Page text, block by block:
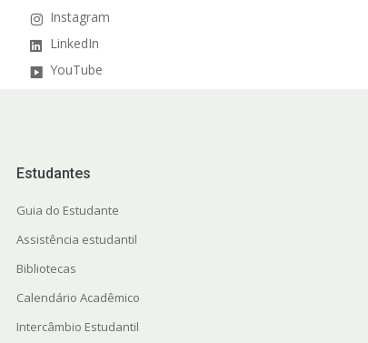
Instagram
LinkedIn
YouTube
Estudantes
Guia do Estudante
Assistência estudantil
Bibliotecas
Calendário Acadêmico
Intercâmbio Estudantil